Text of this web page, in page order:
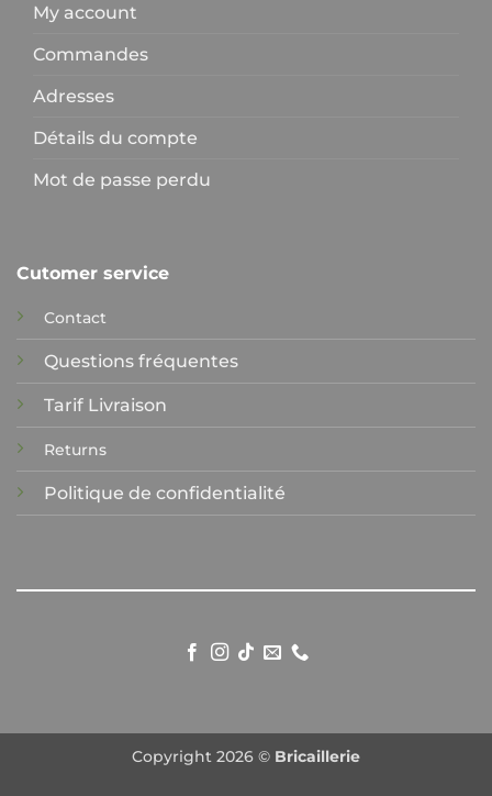
My account
Commandes
Adresses
Détails du compte
Mot de passe perdu
Cutomer service
Contact
Questions fréquentes
Tarif Livraison
Returns
Politique de confidentialité
Copyright 2026 © Bricaillerie